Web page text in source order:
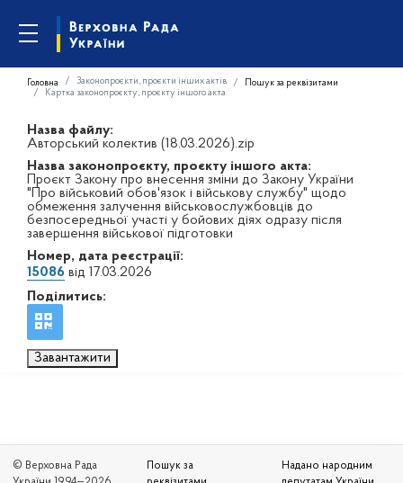
Головна Законопроєкти, проєкти інших актів
Пошук за реквізитами
Картка законопроєкту, проєкту іншого акта
Назва файлу:
Авторський колектив (18.03.2026).zip
Назва законопроєкту, проєкту іншого акта:
Проєкт Закону про внесення зміни до Закону України
"Про військовий обов'язок і військову службу" щодо
обмеження залучення військовослужбовців до
безпосередньої участі у бойових діях одразу після
завершення військової підготовки
Номер, дата реєстрації:
15086 від 17.03.2026
Поділитись:
Завантажити
© Верховна Рада
Пошук за
Надано народним